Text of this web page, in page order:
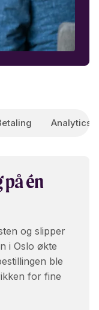
Analytics
én
og slipper
i Oslo økte
ble
for fine